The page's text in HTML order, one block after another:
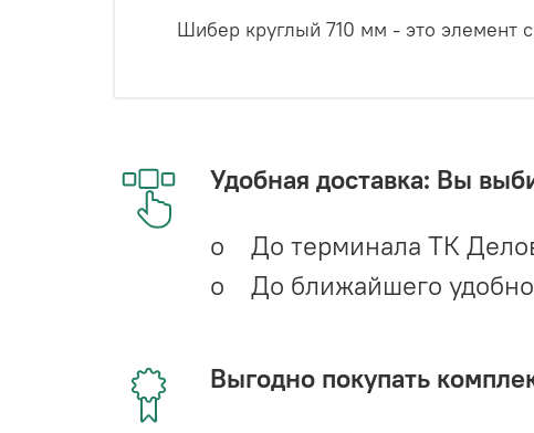
Шибер круглый 710 мм - это элемент
Удобная доставка: Вы
o До терминала ТК
o До ближайшего
Выгодно покупать